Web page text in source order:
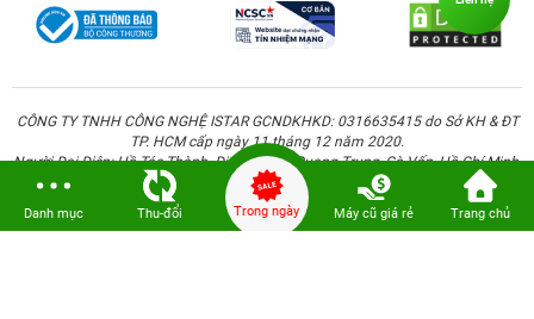
CÔNG TY TNHH CÔNG NGHỆ ISTAR GCNDKHKD: 0316635415 do Sở KH & ĐT
TP. HCM cấp ngày 11 tháng 12 năm 2020.
Người Đại Diện: Hồ Tác Thành. Địa chỉ: 389 Quang Trung, Gò Vấp, Hồ Chí Minh.
Danh mục Thu-đổi Trong ngày Máy cũ giá rẻ Trang chủ